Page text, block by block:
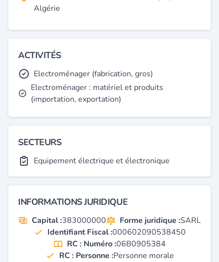
Algérie
ACTIVITÉS
Electroménager (fabrication, gros)
Electroménager : matériel et produits
(importation, exportation)
SECTEURS
Equipement électrique et électronique
INFORMATIONS JURIDIQUE
Capital :383000000 Forme juridique :SARL
Identifiant Fiscal :000602090538450
RC : Numéro :06B0905384
RC : Personne :Personne morale